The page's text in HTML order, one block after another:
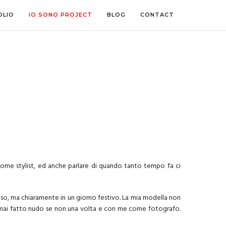
IO SONO PROJECT BLOG CONTACT
stylist, ed anche parlare di quando tanto tempo fa ci
ma chiaramente in un giorno festivo. La mia modella non
fatto nudo se non una volta e con me come fotografo.